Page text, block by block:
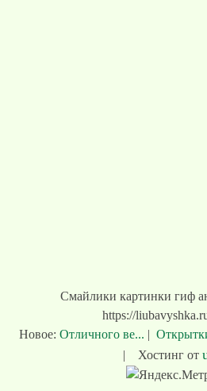
Смайлики картинки гиф
https://
Новое: Отличного ве... |
|
Хостинг от